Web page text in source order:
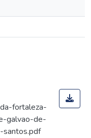
fortaleza-
galvao-de-
santos.pdf